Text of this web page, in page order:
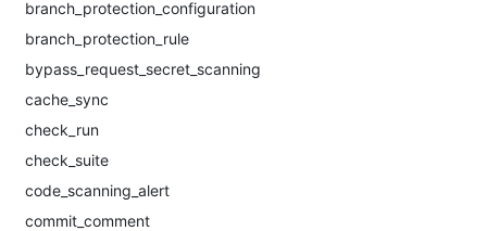
branch_protection_configuration
branch_protection_rule
bypass_request_secret_scanning
cache_sync
check_run
check_suite
code_scanning_alert
commit_comment